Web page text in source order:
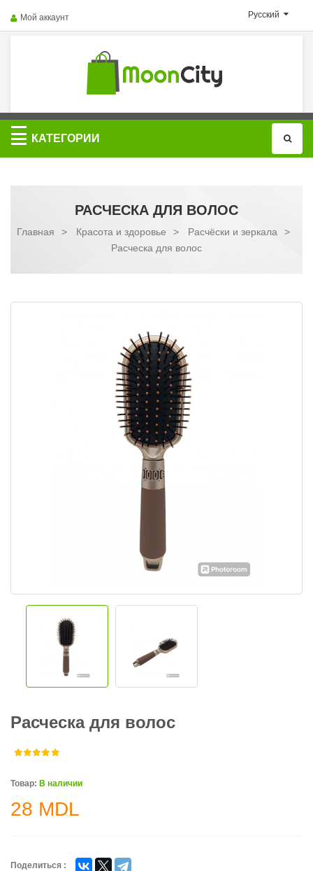
Русский
Мой аккаунт
Категории
КАТЕГОРИИ
РАСЧЕСКА ДЛЯ ВОЛОС
Главная > Красота и здоровье > Расчёски и зеркала
>
Расческа для волос
Расческа для волос
Товар: В наличии
28 MDL
Поделиться :